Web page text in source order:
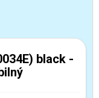
black -